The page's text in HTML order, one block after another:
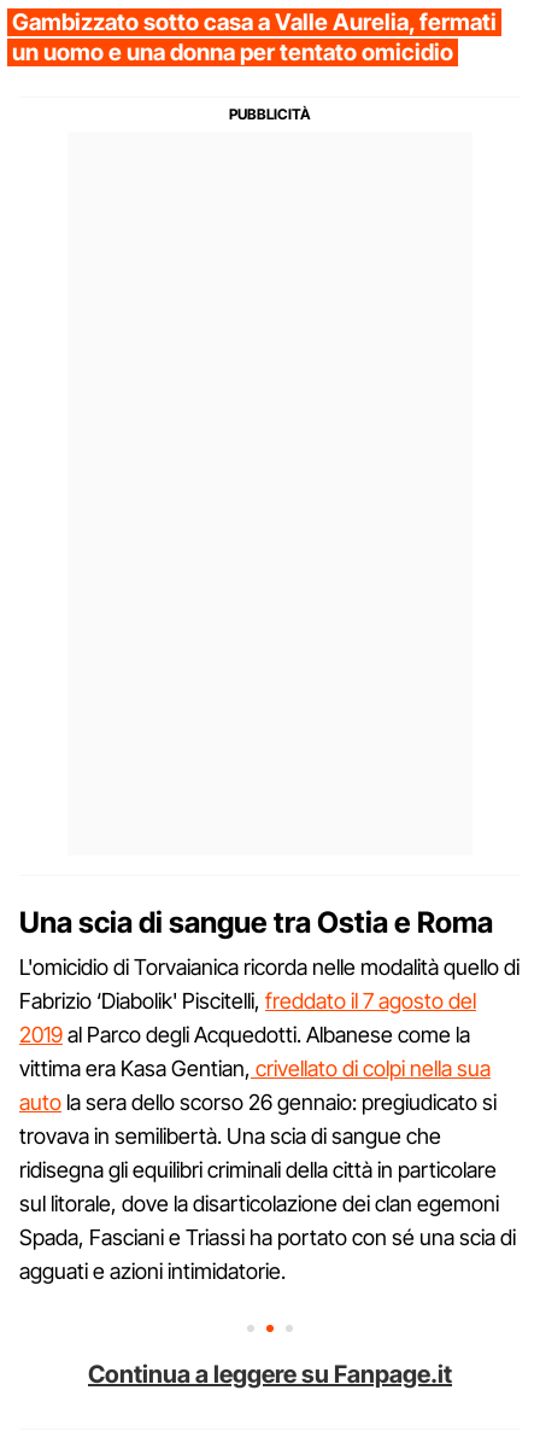
Gambizzato sotto casa a Valle Aurelia, fermati
un uomo e una donna per tentato omicidio
Una scia di sangue tra Ostia e Roma
L'omicidio di Torvaianica ricorda nelle modalità quello di
Fabrizio ‘Diabolik' Piscitelli, freddato il 7 agosto del
2019al Parco degli Acquedotti. Albanese come la
vittima era Kasa Gentian, crivellato di colpi nella sua
auto la sera dello scorso 26 gennaio: pregiudicato si
trovava in semilibertà. Una scia di sangue che
ridisegna gli equilibri criminali della città in particolare
sul litorale, dove la disarticolazione dei clan egemoni
Spada, Fasciani e Triassi ha portato con sé una scia di
agguati e azioni intimidatorie.
Continua a leggere su Fanpage.it